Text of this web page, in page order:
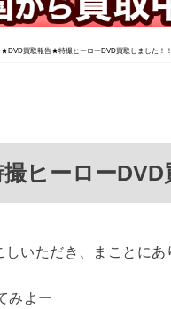
★DVD買取報告★特撮ヒーローDVD買取しました！！
ヒーローDVD
いただき、まことに
みよー